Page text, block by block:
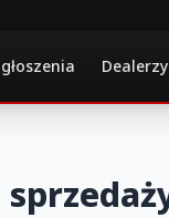
Dealerzy